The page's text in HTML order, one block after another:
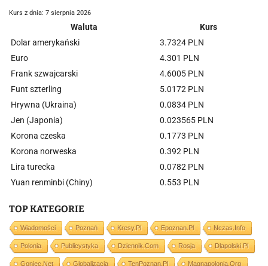
Kurs z dnia: 7 sierpnia 2026
Waluta
Kurs
Dolar amerykański
3.7324 PLN
Euro
4.301 PLN
Frank szwajcarski
4.6005 PLN
Funt szterling
5.0172 PLN
Hrywna (Ukraina)
0.0834 PLN
Jen (Japonia)
0.023565 PLN
Korona czeska
0.1773 PLN
Korona norweska
0.392 PLN
Lira turecka
0.0782 PLN
Yuan renminbi (Chiny)
0.553 PLN
TOP KATEGORIE
Wiadomości Poznań Kresy.pl Epoznan.pl Nczas.info
Polonia Publicystyka Dziennik.com Rosja Dlapolski.pl
Goniec.net Globalizacja TenPoznan.pl Magnapolonia.org